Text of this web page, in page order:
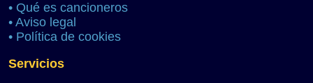
• Qué es cancioneros
• Aviso legal
• Política de cookies
Servicios